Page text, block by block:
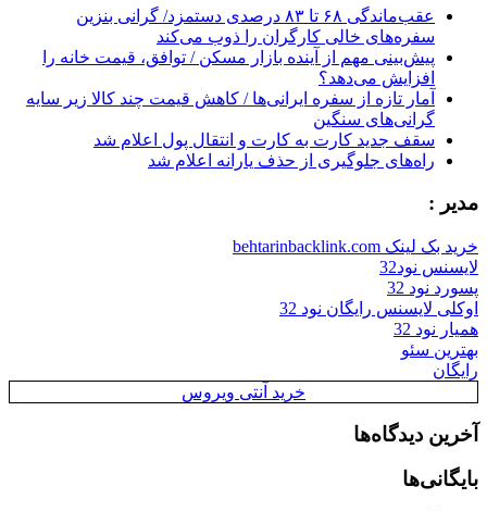
عقب‌ماندگی ۶۸ تا ۸۳ درصدی دستمزد/ گرانی بنزین
سفره‌های خالی کارگران را ذوب می‌کند
پیش‌بینی مهم از آینده بازار مسکن / توافق، قیمت خانه را
افزایش می‌دهد؟
آمار تازه از سفره ایرانی‌ها / کاهش قیمت چند کالا زیر سایه
گرانی‌های سنگین
سقف جدید کارت به کارت و انتقال پول اعلام شد
راه‌های جلوگیری از حذف یارانه اعلام شد
مدیر :
خرید بک لینک behtarinbacklink.com
لایسنس نود32
پسورد نود 32
اوکلی لایسنس رایگان نود 32
همیار نود 32
بهترین سئو
رایگان
خرید آنتی ویروس
آخرین دیدگاه‌ها
بایگانی‌ها